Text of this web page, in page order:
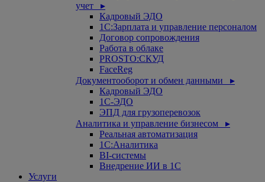
учет ▸
Кадровый ЭДО
1С:Зарплата и управление персоналом
Договор сопровождения
Работа в облаке
PROSTO:СКУД
FaceReg
Документооборот и обмен данными ▸
Кадровый ЭДО
1С-ЭДО
ЭПД для грузоперевозок
Аналитика и управление бизнесом ▸
Реальная автоматизация
1С:Аналитика
BI-системы
Внедрение ИИ в 1С
Услуги